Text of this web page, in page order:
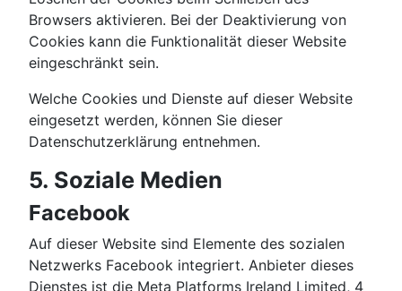
Browsers aktivieren. Bei der Deaktivierung von
Cookies kann die Funktionalität dieser Website
eingeschränkt sein.
Welche Cookies und Dienste auf dieser Website
eingesetzt werden, können Sie dieser
Datenschutzerklärung entnehmen.
5. Soziale Medien
Facebook
Auf dieser Website sind Elemente des sozialen
Netzwerks Facebook integriert. Anbieter dieses
Dienstes ist die Meta Platforms Ireland Limited, 4